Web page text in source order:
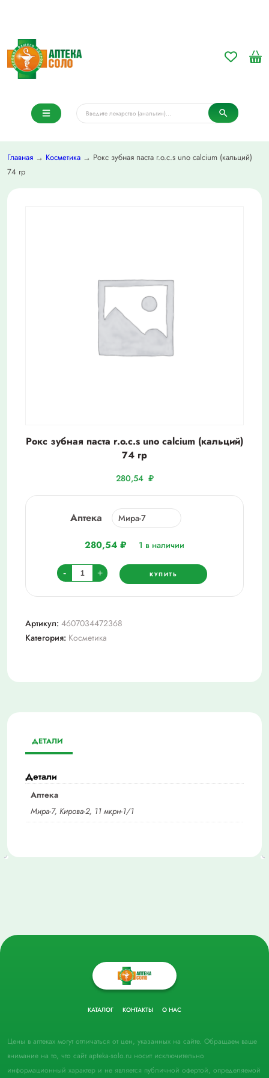
Главная → Косметика → Рокс зубная паста r.o.c.s uno calcium (кальций)
74 гр
Рокс зубная паста r.o.c.s uno calcium (кальций)
74 гр
280,54 ₽
Аптека
280,54 ₽ 1 в наличии
-
Количество
товара
Рокс
паста
r.o.c.s
(кальций)
гр
+ КУПИТЬ
Артикул: 4607034472368
Категория: Косметика
ДЕТАЛИ
Детали
Аптека
Мира-7, Кирова-2, 11 мкрн-1/1
КАТАЛОГ КОНТАКТЫ О НАС
Цены в аптеках могут отличаться от цен, указанных на сайте. Обращаем ваше
внимание на то, что сайт apteka-solo.ru носит исключительно
информационный характер и не является публичной офертой, определяемой